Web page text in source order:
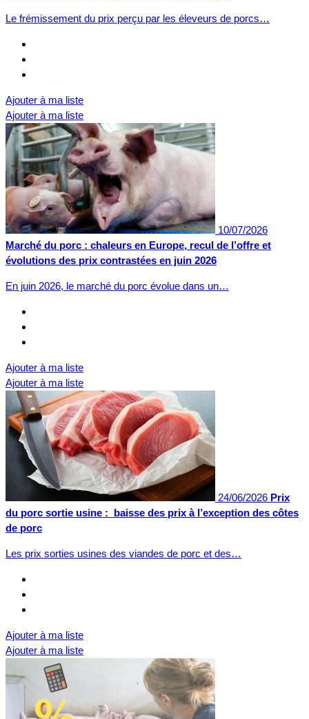
Le frémissement du prix perçu par les éleveurs de porcs…
Ajouter à ma liste
Ajouter à ma liste
10/07/2026
Marché du porc : chaleurs en Europe, recul de l’offre et
évolutions des prix contrastées en juin 2026
En juin 2026, le marché du porc évolue dans un…
Ajouter à ma liste
Ajouter à ma liste
24/06/2026 Prix
du porc sortie usine : baisse des prix à l’exception des côtes
de porc
Les prix sorties usines des viandes de porc et des…
Ajouter à ma liste
Ajouter à ma liste